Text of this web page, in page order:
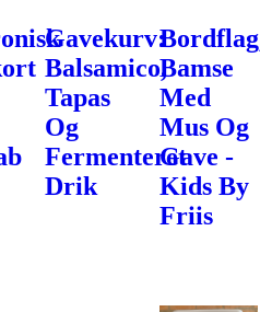
Gavekurv:
Balsamico,
Tapas
Og
Fermenteret
Drik
Bamse
Med
Mus Og
Gave -
Kids By
Friis